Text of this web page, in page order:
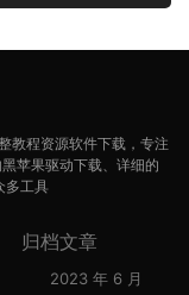
教程资源软件下载，专注
苹果驱动下载、详细的
多工具
归档文章
2023 年 6 月